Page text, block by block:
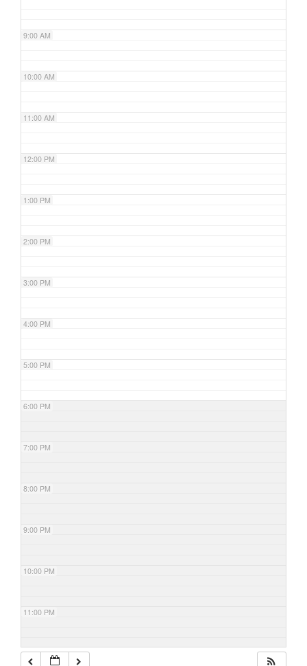
9:00 AM
10:00 AM
11:00 AM
12:00 PM
1:00 PM
2:00 PM
3:00 PM
4:00 PM
5:00 PM
6:00 PM
7:00 PM
8:00 PM
9:00 PM
10:00 PM
11:00 PM